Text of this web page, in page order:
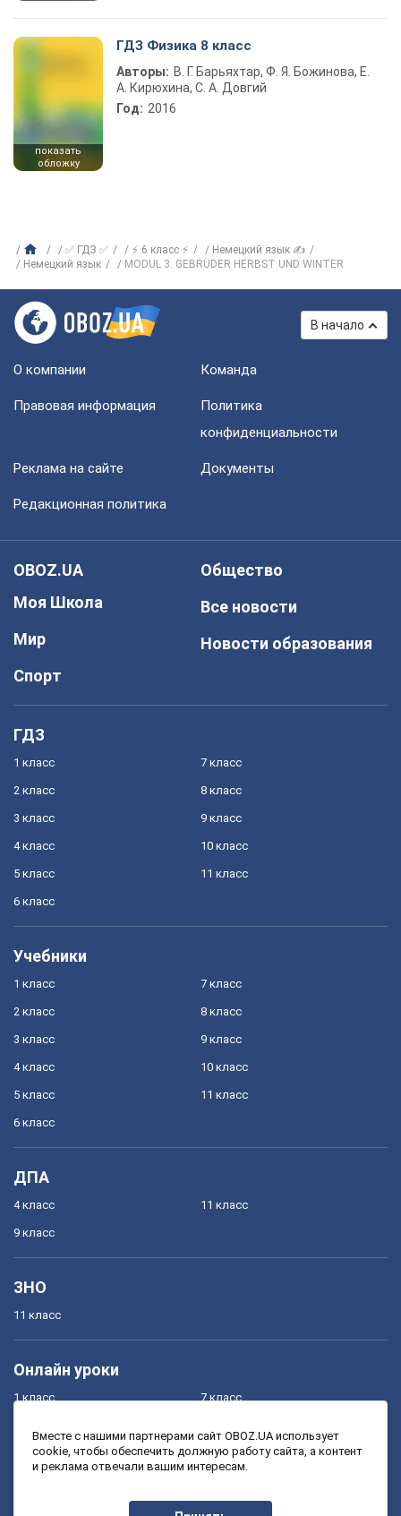
показать
обложку
ГДЗ Физика 8 класс
Авторы: В. Г. Барьяхтар, Ф. Я. Божинова, Е.
А. Кирюхина, С. А. Довгий
Год: 2016
✅ ГДЗ ✅ ⚡ 6 класс ⚡
Немецкий язык ✍
Немецкий язык
MODUL 3. GEBRÜDER HERBST UND WINTER
В начало
О компании Команда
Правовая информация
Политика
конфиденциальности
Реклама на сайте Документы
Редакционная политика
OBOZ.UA
Моя Школа
Мир
Спорт
Общество
Все новости
Новости образования
ГДЗ
1 класс
2 класс
3 класс
4 класс
5 класс
6 класс
7 класс
8 класс
9 класс
10 класс
11 класс
Учебники
1 класс
2 класс
3 класс
4 класс
5 класс
6 класс
7 класс
8 класс
9 класс
10 класс
11 класс
ДПА
4 класс
9 класс
11 класс
ЗНО
11 класс
Онлайн уроки
1 класс
3 класс
7 класс
9 класс
Вместе с нашими партнерами сайт OBOZ.UA использует
cookie, чтобы обеспечить должную работу сайта, а контент
и реклама отвечали вашим интересам.